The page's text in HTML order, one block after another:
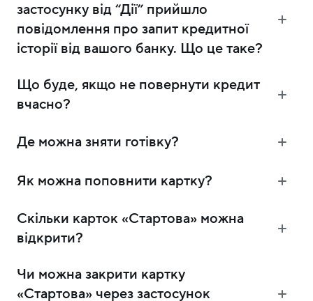
застосунку від “Дії” прийшло
повідомлення про запит кредитної
історії від вашого банку. Що це таке?
Що буде, якщо не повернути кредит
вчасно?
Де можна зняти готівку?
Як можна поповнити картку?
Скільки карток «Стартова» можна
відкрити?
Чи можна закрити картку
«Стартова» через застосунок